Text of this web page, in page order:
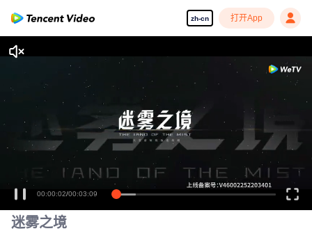
zh-cn 打开App
00:00:02/00:03:09
迷雾之境